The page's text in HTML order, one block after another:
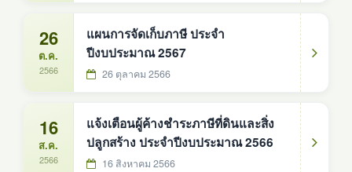
26
ต.ค.
2566
แผนการจัดเก็บภาษี ประจำ
ปีงบประมาณ 2567
26 ตุลาคม 2566
16
ส.ค.
2566
แจ้งเตือนผู้ค้างชำระภาษีที่ดินและสิ่ง
ปลูกสร้าง ประจำปีงบประมาณ 2566
16 สิงหาคม 2566